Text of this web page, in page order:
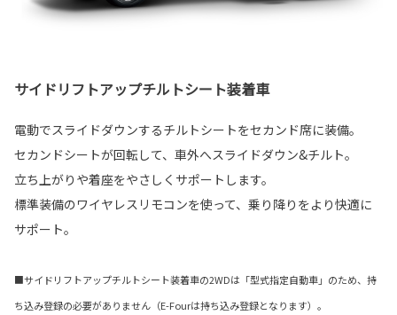
サイドリフトアップチルトシート装着車
電動でスライドダウンするチルトシートをセカンド席に装備。
セカンドシートが回転して、車外へスライドダウン&チルト。
立ち上がりや着座をやさしくサポートします。
標準装備のワイヤレスリモコンを使って、乗り降りをより快適に
サポート。
■サイドリフトアップチルトシート装着車の2WDは「型式指定自動車」のため、持
ち込み登録の必要がありません（E-Fourは持ち込み登録となります）。